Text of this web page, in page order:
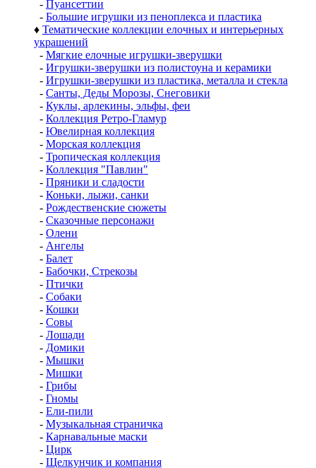
- Пуансеттии
- Большие игрушки из пеноплекса и пластика
♦ Тематические коллекции елочных и интерьерных
украшений
- Мягкие елочные игрушки-зверушки
- Игрушки-зверушки из полистоуна и керамики
- Игрушки-зверушки из пластика, металла и стекла
- Санты, Деды Морозы, Снеговики
- Куклы, арлекины, эльфы, феи
- Коллекция Ретро-Гламур
- Ювелирная коллекция
- Морская коллекция
- Тропическая коллекция
- Коллекция "Павлин"
- Пряники и сладости
- Коньки, лыжи, санки
- Рождественские сюжеты
- Сказочные персонажи
- Олени
- Ангелы
- Балет
- Бабочки, Стрекозы
- Птички
- Собаки
- Кошки
- Совы
- Лошади
- Домики
- Мышки
- Мишки
- Грибы
- Гномы
- Ели-пили
- Музыкальная страничка
- Карнавальные маски
- Цирк
- Щелкунчик и компания